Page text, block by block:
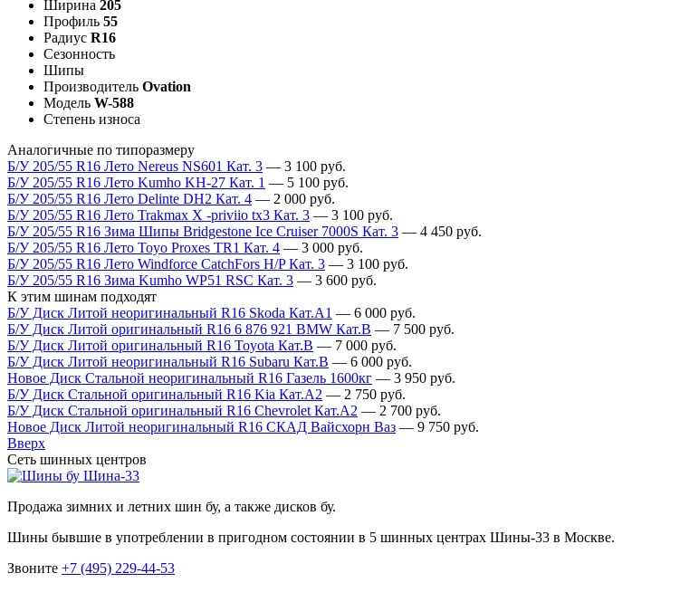
Ширина 205
Профиль 55
Радиус R16
Сезонность
Шипы
Производитель Ovation
Модель W-588
Степень износа
Аналогичные по типоразмеру
Б/У 205/55 R16 Лето Nereus NS601 Кат. 3 — 3 100 руб.
Б/У 205/55 R16 Лето Kumho KH-27 Кат. 1 — 5 100 руб.
Б/У 205/55 R16 Лето Delinte DH2 Кат. 4 — 2 000 руб.
Б/У 205/55 R16 Лето Trakmax X -priviio tx3 Кат. 3 — 3 100 руб.
Б/У 205/55 R16 Зима Шипы Bridgestone Ice Cruiser 7000S Кат. 3 — 4 450 руб.
Б/У 205/55 R16 Лето Toyo Proxes TR1 Кат. 4 — 3 000 руб.
Б/У 205/55 R16 Лето Windforce CatchFors H/P Кат. 3 — 3 100 руб.
Б/У 205/55 R16 Зима Kumho WP51 RSC Кат. 3 — 3 600 руб.
К этим шинам подходят
Б/У Диск Литой неоригинальный R16 Skoda Кат.А1 — 6 000 руб.
Б/У Диск Литой оригинальный R16 6 876 921 BMW Кат.В — 7 500 руб.
Б/У Диск Литой оригинальный R16 Toyota Кат.В — 7 000 руб.
Б/У Диск Литой неоригинальный R16 Subaru Кат.В — 6 000 руб.
Новое Диск Стальной неоригинальный R16 Газель 1600кг — 3 950 руб.
Б/У Диск Стальной оригинальный R16 Kia Кат.А2 — 2 750 руб.
Б/У Диск Стальной оригинальный R16 Chevrolet Кат.А2 — 2 700 руб.
Новое Диск Литой неоригинальный R16 СКАД Вайсхорн Ваз — 9 750 руб.
Вверх
Сеть шинных центров
Шина-33
Продажа зимних и летних шин бу, а также дисков бу.
Шины бывшие в употреблении в пригодном состоянии в 5 шинных центрах Шины-33 в Москве.
Звоните +7 (495) 229-44-53